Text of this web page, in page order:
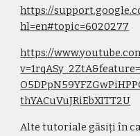
https://
hl=en#topic=6020277
https://
thYACuVuJRiEbXITT2U